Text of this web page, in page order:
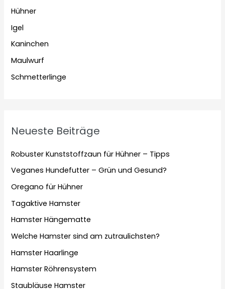
Hühner
Igel
Kaninchen
Maulwurf
Schmetterlinge
Neueste Beiträge
Robuster Kunststoffzaun für Hühner – Tipps
Veganes Hundefutter – Grün und Gesund?
Oregano für Hühner
Tagaktive Hamster
Hamster Hängematte
Welche Hamster sind am zutraulichsten?
Hamster Haarlinge
Hamster Röhrensystem
Staubläuse Hamster